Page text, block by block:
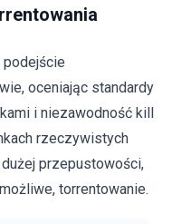
podejście
oceniając standardy
i niezawodność kill
rzeczywistych
przepustowości,
torrentowanie.